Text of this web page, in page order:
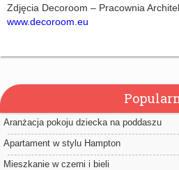
Zdjęcia Decoroom – Pracownia
www.decoroom.eu
Aranżacja pokoju dziecka na poddaszu
Apartament w stylu Hampton
Mieszkanie w czerni i bieli